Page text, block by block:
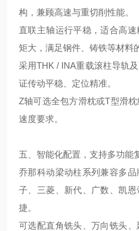
构，兼顾高速与重切削性能。
直联主轴运行平稳，适合高
矩大，满足钢件、铸铁等材料
采用THK / INA重载滚柱导轨
证传动平稳、定位精准。
Z轴可选全包方滑枕或T型滑
速度要求。
五、智能化配置，支持多功能
乔那科动梁动柱系列兼容多
子、三菱、新代、广数、凯
捷。
可选配直角铣头、万向铣头